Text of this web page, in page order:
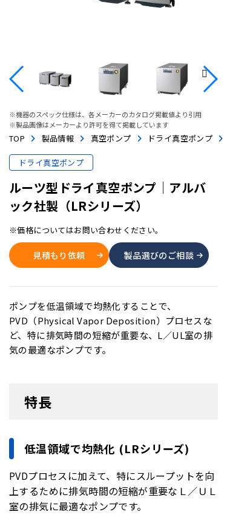
※機器のスペック仕様は、各メーカーのカタログ掲載値より引用
※製品画像はメーカーより許可を得て掲載しています
TOP 製品情報 真空ポンプ ドライ真空ポンプ
ドライ真空ポンプ
ルーツ型ドライ真空ポンプ│アルバ
ック社製（LRシリーズ）
※価格についてはお問い合わせください。
見積もり依頼 製品選びのご相談
ポンプを低温領域で均熱化することで、
PVD（Physical Vapor Deposition）プロセスな
ど、特に排気時間の短縮が重要な、L／UL室の排
気の最適なポンプです。
特長
低温領域で均熱化 (LRシリーズ)
PVDプロセスに加えて、特にスループットを向
上するために排気時間の短縮が重要なＬ／ＵＬ
室の排気に最適なポンプです。